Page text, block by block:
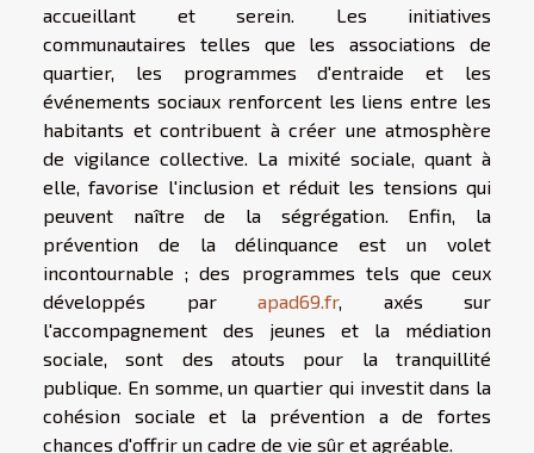
accueillant et serein. Les initiatives
communautaires telles que les associations de
quartier, les programmes d'entraide et les
événements sociaux renforcent les liens entre les
habitants et contribuent à créer une atmosphère
de vigilance collective. La mixité sociale, quant à
elle, favorise l'inclusion et réduit les tensions qui
peuvent naître de la ségrégation. Enfin, la
prévention de la délinquance est un volet
incontournable ; des programmes tels que ceux
développés par apad69.fr, axés sur
l'accompagnement des jeunes et la médiation
sociale, sont des atouts pour la tranquillité
publique. En somme, un quartier qui investit dans la
cohésion sociale et la prévention a de fortes
chances d'offrir un cadre de vie sûr et agréable.